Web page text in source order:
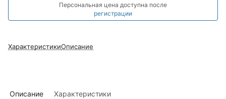
Персональная цена доступна после
регистрации
ХарактеристикиОписание
Описание Характеристики